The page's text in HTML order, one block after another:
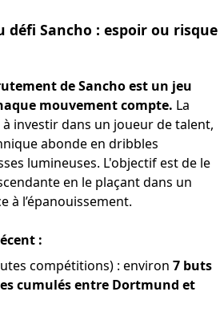
défi Sancho : espoir ou risque
de Sancho est un jeu
mouvement compte. La
investir dans un joueur de talent,
abonde en dribbles
lumineuses. L'objectif est de le
en le plaçant dans un
à l’épanouissement.
:
compétitions) : environ 7 buts
cumulés entre Dortmund et